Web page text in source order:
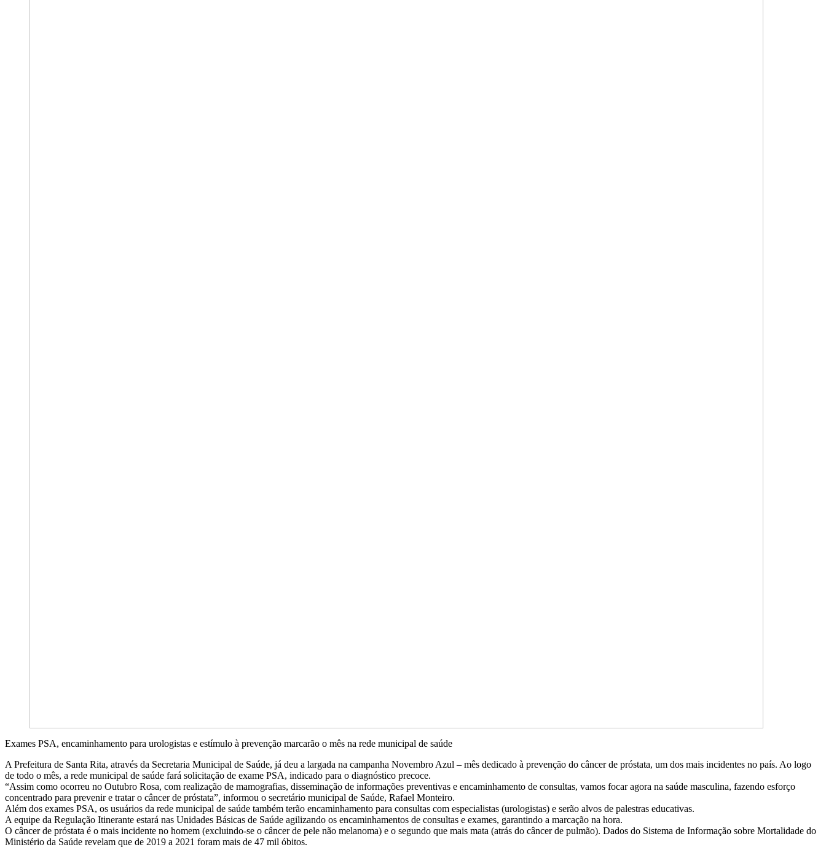
Exames PSA, encaminhamento para urologistas e estímulo à prevenção marcarão o mês na rede municipal de saúde
A Prefeitura de Santa Rita, através da Secretaria Municipal de Saúde, já deu a largada na campanha Novembro Azul – mês dedicado à prevenção do câncer de próstata, um dos mais incidentes no país. Ao logo
de todo o mês, a rede municipal de saúde fará solicitação de exame PSA, indicado para o diagnóstico precoce.
“Assim como ocorreu no Outubro Rosa, com realização de mamografias, disseminação de informações preventivas e encaminhamento de consultas, vamos focar agora na saúde masculina, fazendo esforço
concentrado para prevenir e tratar o câncer de próstata”, informou o secretário municipal de Saúde, Rafael Monteiro.
Além dos exames PSA, os usuários da rede municipal de saúde também terão encaminhamento para consultas com especialistas (urologistas) e serão alvos de palestras educativas.
A equipe da Regulação Itinerante estará nas Unidades Básicas de Saúde agilizando os encaminhamentos de consultas e exames, garantindo a marcação na hora.
O câncer de próstata é o mais incidente no homem (excluindo-se o câncer de pele não melanoma) e o segundo que mais mata (atrás do câncer de pulmão). Dados do Sistema de Informação sobre Mortalidade do
Ministério da Saúde revelam que de 2019 a 2021 foram mais de 47 mil óbitos.